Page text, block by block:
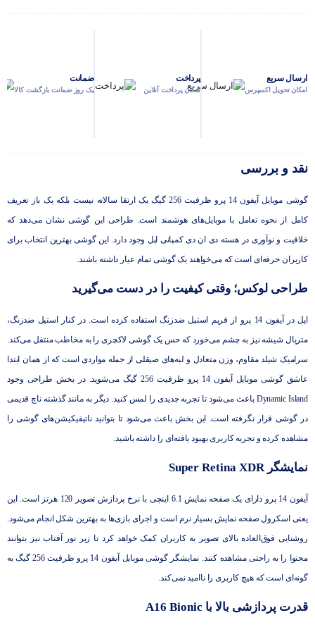
ارسال سریع
امکان تحویل اکسپرس
پرداخت
امکان پرداخت آنلاین
ضمانت
یک روز ضمانت بازگشت کالا
نقد و بررسی
گوشی موبایل آیفون 14 پرو ظرفیت 256 گیگ یک ارتقا سالانه نیست بلکه یک باز تعریف
کامل از نحوه تعامل با موبایل‌های هوشمند است. طراحی این گوشی نشان می‌دهد که
خلاقیت و نوآوری در هسته دی ان دی کمپانی اپل وجود دارد. این گوشی بهترین انتخاب برای
کاربران حرفه‌ای است که می‌خواهند یک گوشی تمام عیار داشته باشند.
طراحی لوکس؛ وقتی کیفیت را در دست می‌گیرید
اپل در آیفون 14 پرو از فریم استیل ضدزنگ استفاده کرده است. در کنار استیل ضدزنگ،
متریال شیشه نیز به چشم می‌خورد که حس یک گوشی لاکچری را به مخاطب منتقل می‌کند.
سرامیک شیلد مقاوم، وزن متعادل و لبه‌های صیقلی از جمله مواردی است که از همان ابتدا
عاشق گوشی موبایل آیفون 14 پرو ظرفیت 256 گیگ می‌شوید. در بخش طراحی وجود
Dynamic Island باعث می‌شود تا تجربه جدیدی را لمس کنید. دیگر به مانند گذشته ناچ قدیمی
در گوشی قرار نگرفته است. این بخش باعث می‌شود تا بتوانید ناتیفیکیشن‌های گوشی را
مشاهده کرده و تجربه کاربری بهبود یافته‌ای را داشته باشید.
نمایشگر Super Retina XDR
آیفون 14 پرو دارای یک صفحه نمایش 6.1 اینچی با نرخ پردازش تصویر 120 هرتز است. این
یعنی اسکرول صفحه نمایش بسیار نرم است و اجرای بازی‌ها به بهترین شکل انجام می‌شود.
روشنایی فوق‌العاده بالای تصویر به کاربران کمک خواهد کرد تا زیر نور آفتاب نیز بتوانند
محتوا را به راحتی مشاهده کنند. نمایشگر گوشی موبایل آیفون 14 پرو ظرفیت 256 گیگ به
گونه‌ای است که هیچ کاربری را ناامید نمی‌کند.
قدرت پردازشی بالا با A16 Bionic